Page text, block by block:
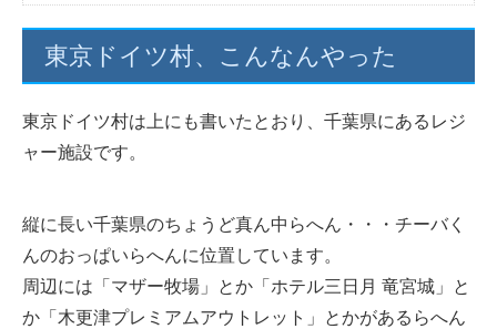
東京ドイツ村、こんなんやった
東京ドイツ村は上にも書いたとおり、千葉県にあるレジ
ャー施設です。
縦に長い千葉県のちょうど真ん中らへん・・・チーバく
んのおっぱいらへんに位置しています。
周辺には「マザー牧場」とか「ホテル三日月 竜宮城」と
か「木更津プレミアムアウトレット」とかがあるらへん